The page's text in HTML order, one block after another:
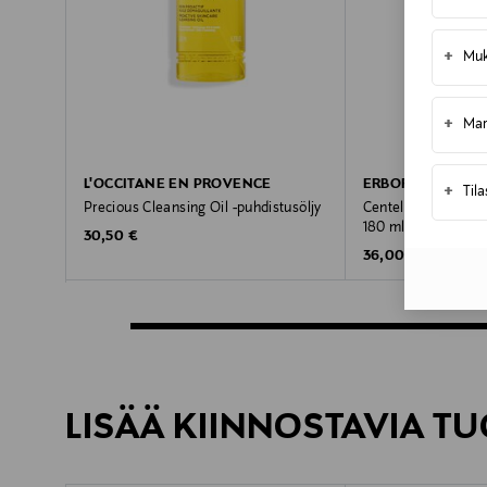
+
+
+
L'OCCITANE EN PROVENCE
Precious Cleansing Oil -puhdistusöljy
Original Price
30,50 €
ERBORIAN
Centella Cleansing
180 ml
Original Price
36,00 €
LISÄÄ KIINNOSTAVIA